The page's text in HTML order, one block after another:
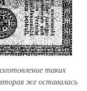
таких
же оставалась